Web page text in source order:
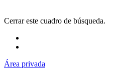
Cerrar este cuadro de búsqueda.
Área privada